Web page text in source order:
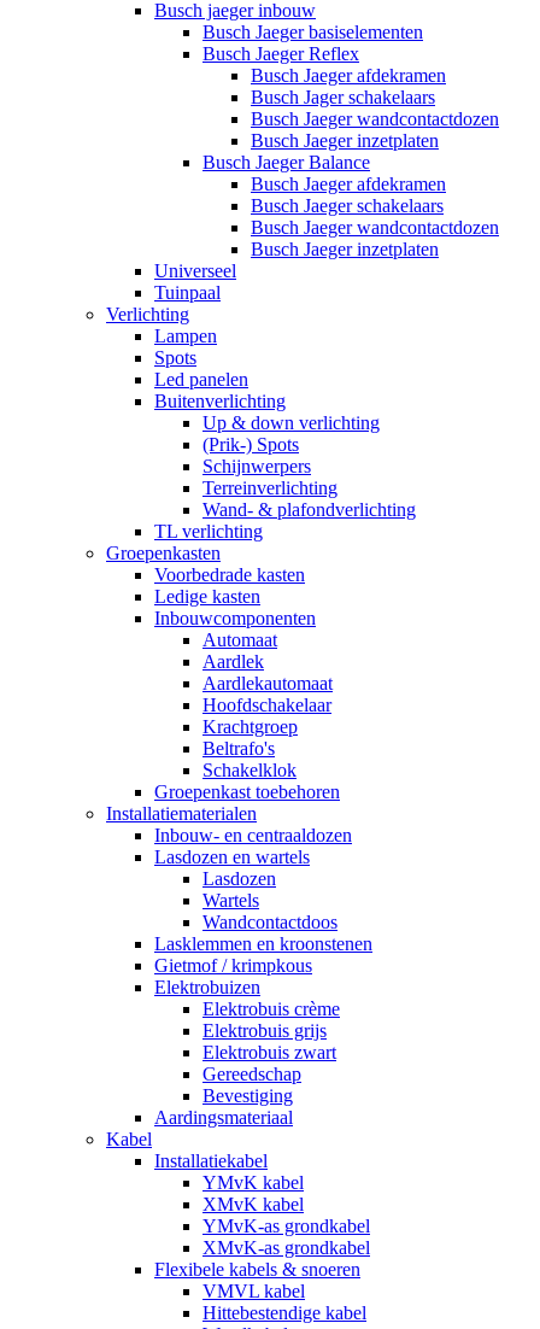
Busch jaeger inbouw
Busch Jaeger basiselementen
Busch Jaeger Reflex
Busch Jaeger afdekramen
Busch Jager schakelaars
Busch Jaeger wandcontactdozen
Busch Jaeger inzetplaten
Busch Jaeger Balance
Busch Jaeger afdekramen
Busch Jaeger schakelaars
Busch Jaeger wandcontactdozen
Busch Jaeger inzetplaten
Universeel
Tuinpaal
Verlichting
Lampen
Spots
Led panelen
Buitenverlichting
Up & down verlichting
(Prik-) Spots
Schijnwerpers
Terreinverlichting
Wand- & plafondverlichting
TL verlichting
Groepenkasten
Voorbedrade kasten
Ledige kasten
Inbouwcomponenten
Automaat
Aardlek
Aardlekautomaat
Hoofdschakelaar
Krachtgroep
Beltrafo's
Schakelklok
Groepenkast toebehoren
Installatiematerialen
Inbouw- en centraaldozen
Lasdozen en wartels
Lasdozen
Wartels
Wandcontactdoos
Lasklemmen en kroonstenen
Gietmof / krimpkous
Elektrobuizen
Elektrobuis crème
Elektrobuis grijs
Elektrobuis zwart
Gereedschap
Bevestiging
Aardingsmateriaal
Kabel
Installatiekabel
YMvK kabel
XMvK kabel
YMvK-as grondkabel
XMvK-as grondkabel
Flexibele kabels & snoeren
VMVL kabel
Hittebestendige kabel